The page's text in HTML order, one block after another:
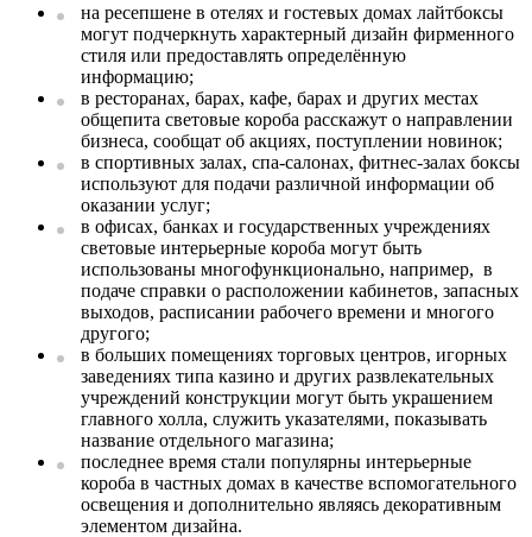
на ресепшене в отелях и гостевых домах лайтбоксы
могут подчеркнуть характерный дизайн фирменного
стиля или предоставлять определённую
информацию;
в ресторанах, барах, кафе, барах и других местах
общепита световые короба расскажут о направлении
бизнеса, сообщат об акциях, поступлении новинок;
в спортивных залах, спа-салонах, фитнес-залах боксы
используют для подачи различной информации об
оказании услуг;
в офисах, банках и государственных учреждениях
световые интерьерные короба могут быть
использованы многофункционально, например, в
подаче справки о расположении кабинетов, запасных
выходов, расписании рабочего времени и многого
другого;
в больших помещениях торговых центров, игорных
заведениях типа казино и других развлекательных
учреждений конструкции могут быть украшением
главного холла, служить указателями, показывать
название отдельного магазина;
последнее время стали популярны интерьерные
короба в частных домах в качестве вспомогательного
освещения и дополнительно являясь декоративным
элементом дизайна.